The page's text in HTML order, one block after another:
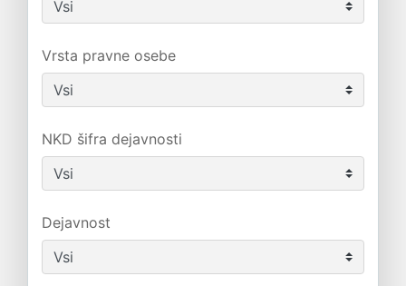
Vrsta pravne osebe
NKD šifra dejavnosti
Dejavnost